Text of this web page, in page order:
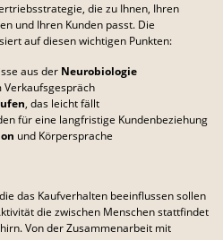
die zu Ihnen, Ihren
und Ihren Kunden passt. Die
auf diesen wichtigen Punkten:
aus der Neurobiologie
Verkaufsgespräch
, das leicht fällt
für eine langfristige Kundenbeziehung
und Körpersprache
das Kaufverhalten beeinflussen sollen
die zwischen Menschen stattfindet
Von der Zusammenarbeit mit